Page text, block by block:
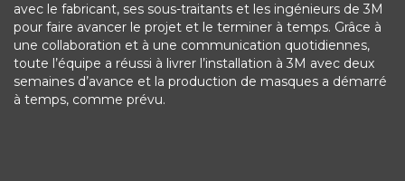
avec le fabricant, ses sous-traitants et les ingénieurs de 3M
pour faire avancer le projet et le terminer à temps. Grâce à
une collaboration et à une communication quotidiennes,
toute l’équipe a réussi à livrer l’installation à 3M avec deux
semaines d’avance et la production de masques a démarré
à temps, comme prévu.